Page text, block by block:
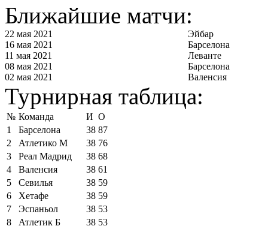
Ближайшие матчи:
22 мая 2021
Эйбар
16 мая 2021
Барселона
11 мая 2021
Леванте
08 мая 2021
Барселона
02 мая 2021
Валенсия
Турнирная таблица:
№ Команда И О
1
Барселона 38 87
2
Атлетико М 38 76
3
Реал Мадрид 38 68
4
Валенсия 38 61
5
Севилья 38 59
6
Хетафе 38 59
7
Эспаньол 38 53
8
Атлетик Б 38 53